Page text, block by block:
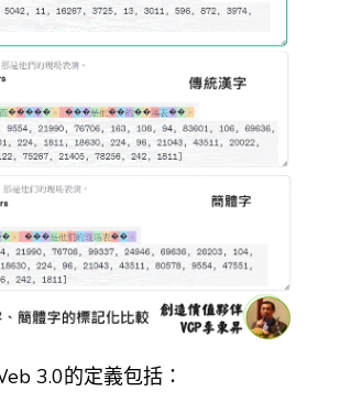
3.0的定義包括：